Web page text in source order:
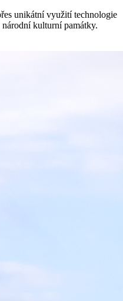
unikátní využití technologie
kulturní památky.